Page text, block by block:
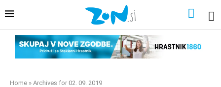
Home » Archives for 02. 09. 2019